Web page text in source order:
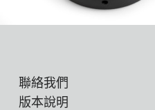
聯絡我們
版本說明